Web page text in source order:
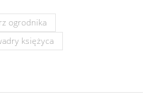
ogrodnika
księżyca